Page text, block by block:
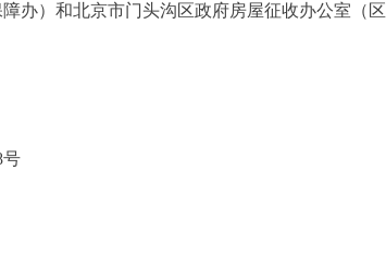
办）和北京市门头沟区政府房屋征收办公室（
号